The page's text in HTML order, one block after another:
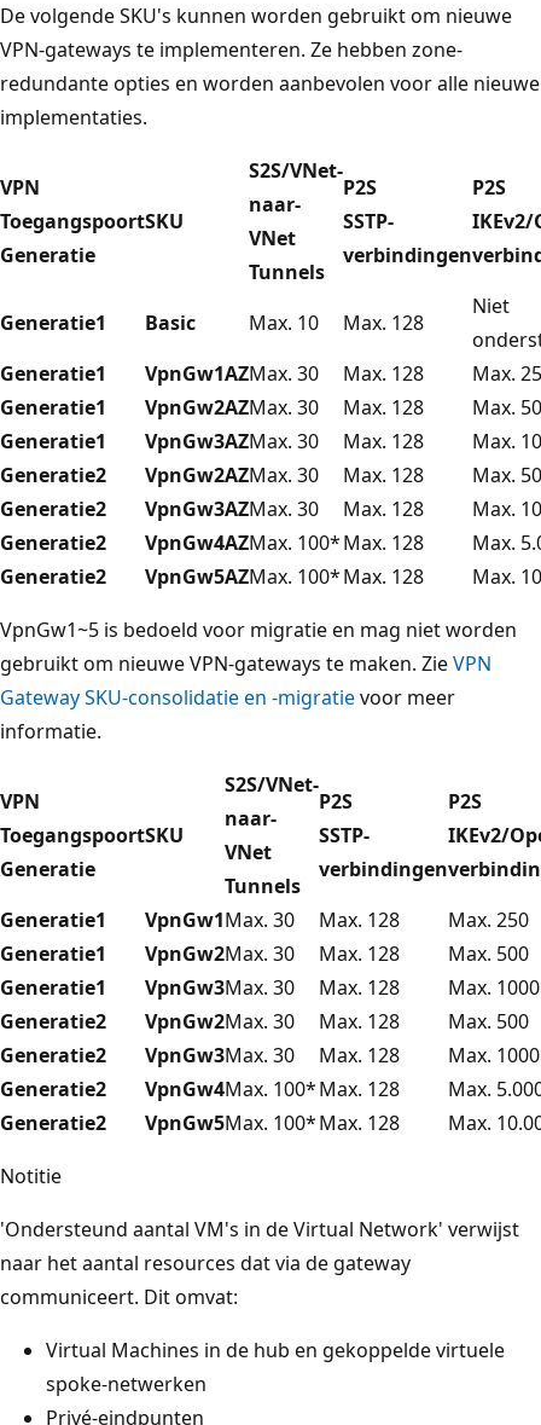
De volgende SKU's kunnen worden gebruikt om nieuwe
VPN-gateways te implementeren. Ze hebben zone-
redundante opties en worden aanbevolen voor alle nieuwe
implementaties.
VPN
Toegangspoort
Generatie
SKU
S2S/VNet-
naar-
VNet
Tunnels
P2S
SSTP-
verbindingen
P2S
IKEv2/
Generatie1 Basic Max. 10 Max. 128
Niet
Generatie1
VpnGw1AZMax. 30 Max. 128
Max.
Generatie1
VpnGw2AZMax. 30 Max. 128
Max.
Generatie1
VpnGw3AZMax. 30 Max. 128
Max.
Generatie2
VpnGw2AZMax. 30 Max. 128
Max.
Generatie2
VpnGw3AZMax. 30 Max. 128
Max.
Generatie2
VpnGw4AZMax. 100*Max. 128
Max.
Generatie2
VpnGw5AZMax. 100*Max. 128
Max.
VpnGw1~5 is bedoeld voor migratie en mag niet worden
gebruikt om nieuwe VPN-gateways te maken. ZieVPN
Gateway SKU-consolidatie en -migratievoor meer
informatie.
VPN
Toegangspoort
Generatie
SKU
S2S/VNet-
naar-
VNet
Tunnels
P2S
SSTP-
verbindingen
P2S
IKEv2/
Generatie1
VpnGw1Max. 30 Max. 128
Max. 250
Generatie1
VpnGw2Max. 30 Max. 128
Max. 500
Generatie1
VpnGw3Max. 30 Max. 128
Max. 1000
Generatie2
VpnGw2Max. 30 Max. 128
Max. 500
Generatie2
VpnGw3Max. 30 Max. 128
Max. 1000
Generatie2
VpnGw4Max. 100*Max. 128
Max.
Generatie2
VpnGw5Max. 100*Max. 128
Max.
Notitie
'Ondersteund aantal VM's in de Virtual Network' verwijst
naar het aantal resources dat via de gateway
communiceert. Dit omvat:
Virtual Machines in de hub en gekoppelde virtuele
spoke-netwerken
Privé-eindpunten